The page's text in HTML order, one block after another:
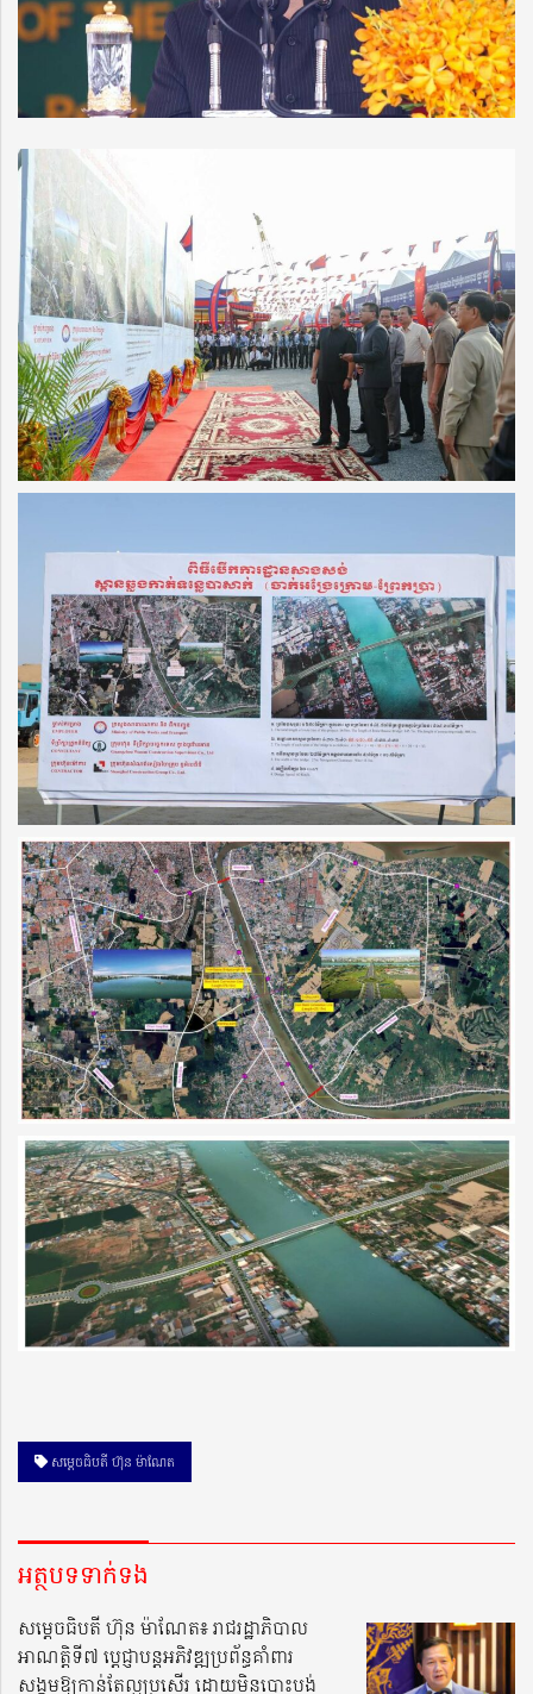
សម្ដេចធិបតី ហ៊ុន ម៉ាណែត
អត្ថបទទាក់ទង
សម្តេចធិបតី ហ៊ុន ម៉ាណែត៖ រាជរដ្ឋាភិបាល
អាណត្តិទី៧ ប្តេជ្ញាបន្តអភិវឌ្ឍប្រព័ន្ធគាំពារ
សង្គមឱ្យកាន់តែល្អប្រសើរ ដោយមិនបោះបង់